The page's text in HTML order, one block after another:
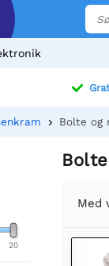
Bolte og
20
Med